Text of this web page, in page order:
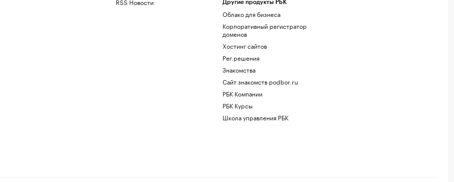
Другие продукты РБК
Облако для бизнеса
Корпоративный регистратор
доменов
Хостинг сайтов
Рег.решения
Знакомства
Сайт знакомств podbor.ru
РБК Компании
РБК Курсы
Школа управления РБК